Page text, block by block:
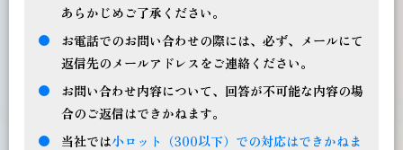
あらかじめご了承ください。
お電話でのお問い合わせの際には、必ず、メールにて
返信先のメールアドレスをご連絡ください。
お問い合わせ内容について、回答が不可能な内容の場
合のご返信はできかねます。
当社では小ロット（300以下）での対応はできかねま